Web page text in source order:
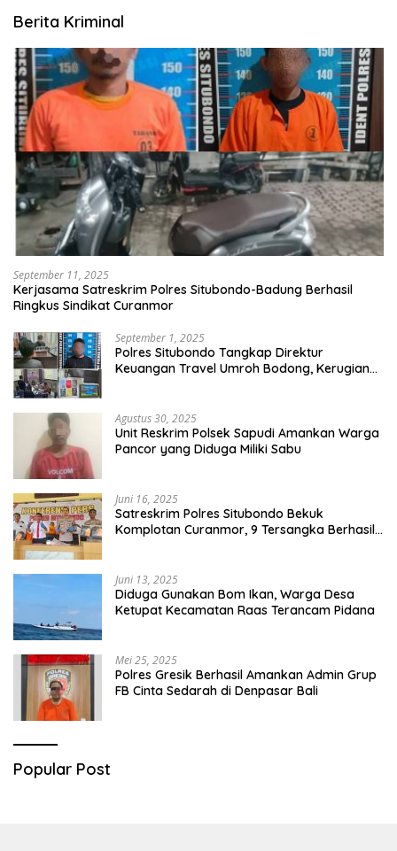
Berita Kriminal
September 11, 2025
Kerjasama Satreskrim Polres Situbondo-Badung Berhasil
Ringkus Sindikat Curanmor
September 1, 2025
Polres Situbondo Tangkap Direktur
Keuangan Travel Umroh Bodong, Kerugian
Agustus 30, 2025
Unit Reskrim Polsek Sapudi Amankan Warga
Pancor yang Diduga Miliki Sabu
Juni 16, 2025
Satreskrim Polres Situbondo Bekuk
Komplotan Curanmor, 9 Tersangka Berhasil
Juni 13, 2025
Diduga Gunakan Bom Ikan, Warga Desa
Ketupat Kecamatan Raas Terancam Pidana
Mei 25, 2025
Polres Gresik Berhasil Amankan Admin Grup
FB Cinta Sedarah di Denpasar Bali
Popular Post